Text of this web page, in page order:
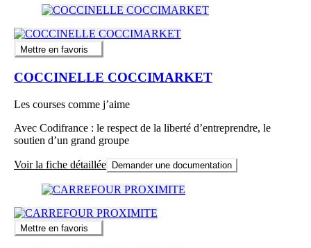
Mettre en favoris
COCCINELLE COCCIMARKET
Les courses comme j’aime
Avec Codifrance : le respect de la liberté d’entreprendre, le
soutien d’un grand groupe
Voir la fiche détaillée Demander une documentation
Mettre en favoris